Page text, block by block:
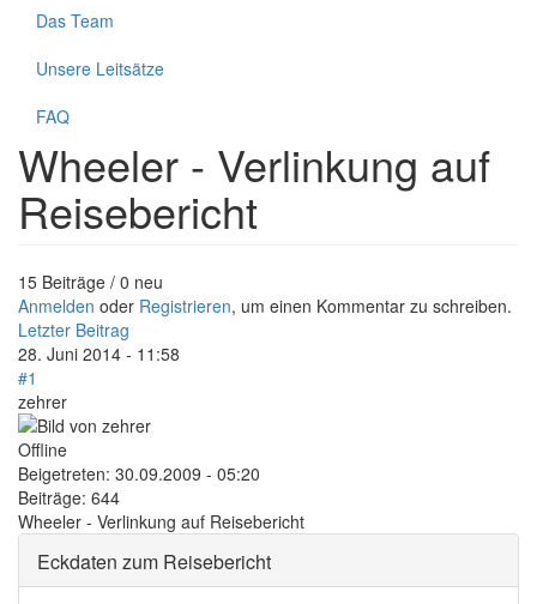
Das Team
Unsere Leitsätze
FAQ
Wheeler - Verlinkung auf
Reisebericht
15 Beiträge / 0 neu
Anmelden oder Registrieren, um einen Kommentar zu schreiben.
Letzter Beitrag
28. Juni 2014 - 11:58
#1
zehrer
Offline
Beigetreten: 30.09.2009 - 05:20
Beiträge: 644
Wheeler - Verlinkung auf Reisebericht
Eckdaten zum Reisebericht